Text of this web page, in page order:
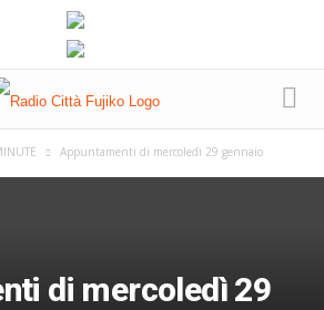
Appuntamenti di mercoledì 29 gennaio
di mercoledì 29